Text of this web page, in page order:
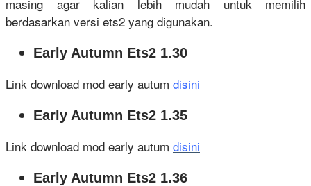
masing agar kalian lebih mudah untuk memilih
berdasarkan versi ets2 yang digunakan.
Early Autumn Ets2 1.30
Link download mod early autum disini
Early Autumn Ets2 1.35
Link download mod early autum disini
Early Autumn Ets2 1.36